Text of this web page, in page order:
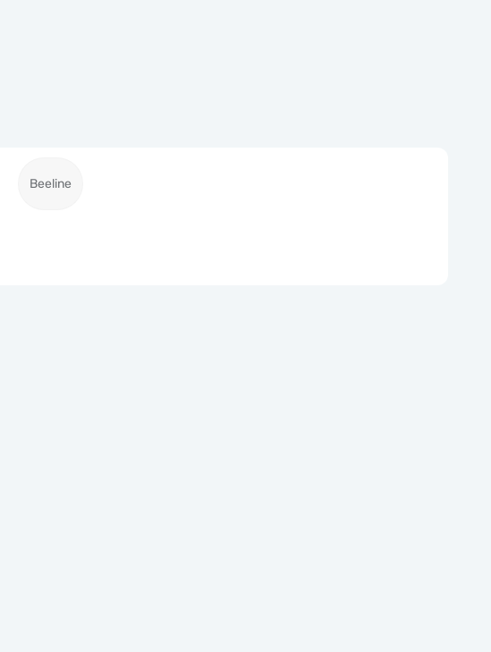
Beeline